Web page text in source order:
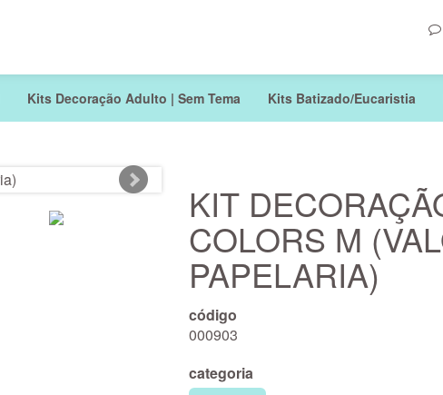
Kits Decoração Adulto | Sem Tema Kits Batizado/Eucaristia
KIT
COLORS M
PAPELARIA)
código
000903
categoria